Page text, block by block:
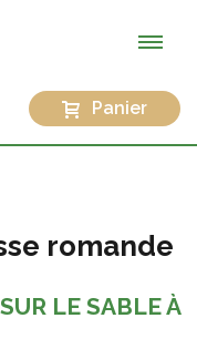
Panier
romande
LE SABLE À